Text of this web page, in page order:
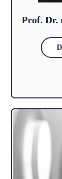
Prof. Dr.